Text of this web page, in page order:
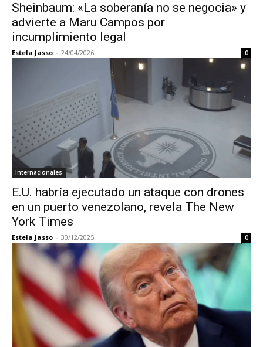
Sheinbaum: «La soberanía no se negocia» y
advierte a Maru Campos por
incumplimiento legal
Estela Jasso - 24/04/2026 0
Internacionales
E.U. habría ejecutado un ataque con drones
en un puerto venezolano, revela The New
York Times
Estela Jasso - 30/12/2025 0